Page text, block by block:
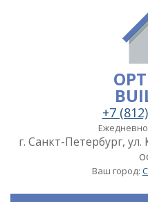
+7
г. Санкт-Петербург,
Ваш город: